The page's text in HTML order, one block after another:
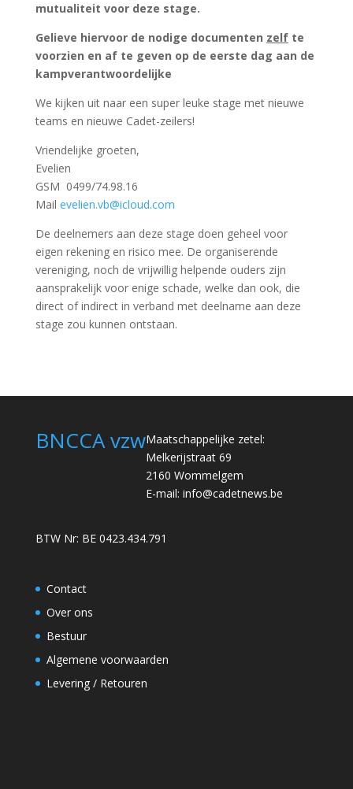
mutualiteit voor deze stage.
Gelieve hiervoor de nodige documenten zelfte
voorzien en af te geven op de eerste dag aan de
kampverantwoordelijke
We kijken uit naar een super leuke stage met nieuwe
teams en nieuwe Cadet-zeilers!
Vriendelijke groeten,
Evelien
GSM 0499/74.98.16
Mail evelien.vb@icloud.com
De deelnemers aan deze stage doen geheel voor
eigen rekening en risico mee. De organiserende
vereniging, noch de vrijwillig helpende ouders zijn
aansprakelijk voor enige schade, welke dan ook, die
direct of indirect in verband met deelname aan deze
stage zou kunnen ontstaan.
BNCCA vzwMaatschappelijke zetel:
Melkerijstraat 69
2160 Wommelgem
E-mail: info@cadetnews.be
BTW Nr: BE 0423.434.791
Contact
Over ons
Bestuur
Algemene voorwaarden
Levering / Retouren